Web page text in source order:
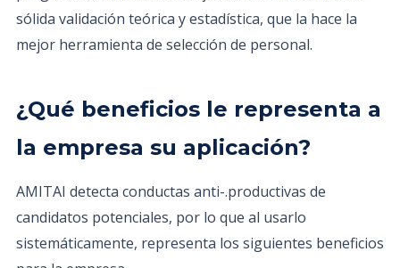
sólida validación teórica y estadística, que la hace la
mejor herramienta de selección de personal.
¿Qué beneficios le representa a
la empresa su aplicación?
AMITAI detecta conductas anti-.productivas de
candidatos potenciales, por lo que al usarlo
sistemáticamente, representa los siguientes beneficios